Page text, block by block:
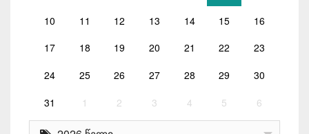
10 11 12 13 14 15 16
17 18 19 20 21 22 23
24 25 26 27 28 29 30
31 1 2 3 4 5 6